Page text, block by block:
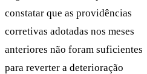
constatar que as providências
corretivas adotadas nos meses
anteriores não foram suficientes
para reverter a deterioração